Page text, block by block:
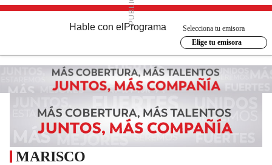
Hable con el Programa
Selecciona tu emisora
Elige tu emisora
MARISCO